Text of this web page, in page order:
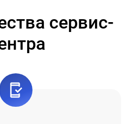
сервис-